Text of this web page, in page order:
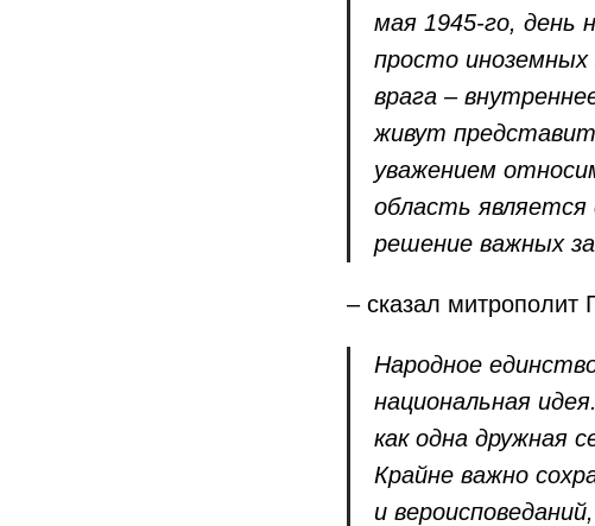
мая 1945-го, день
просто иноземных
врага –
живут
уважением
область является
решение важных
– сказал митрополит
Народное
национальная
как одна дружная
Крайне важно
и